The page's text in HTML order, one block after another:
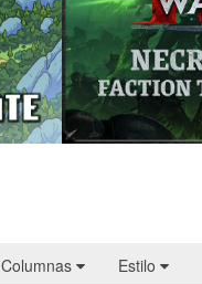
Columnas Estilo